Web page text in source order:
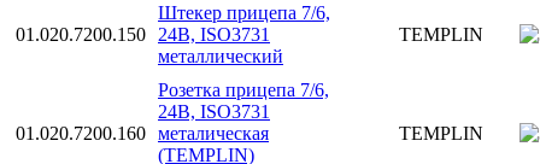
01.020.7200.150
Штекер прицепа 7/6,
24В, ISO3731
металлический
TEMPLIN
01.020.7200.160
Розетка прицепа 7/6,
24В, ISO3731
металическая
(TEMPLIN)
TEMPLIN